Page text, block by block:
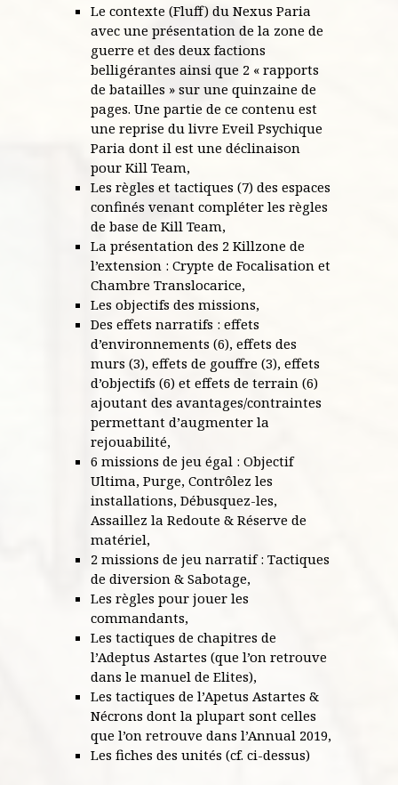
Le contexte (Fluff) du Nexus Paria
avec une présentation de la zone de
guerre et des deux factions
belligérantes ainsi que 2 « rapports
de batailles » sur une quinzaine de
pages. Une partie de ce contenu est
une reprise du livre Eveil Psychique
Paria dont il est une déclinaison
pour Kill Team,
Les règles et tactiques (7) des espaces
confinés venant compléter les règles
de base de Kill Team,
La présentation des 2 Killzone de
l’extension : Crypte de Focalisation et
Chambre Translocarice,
Les objectifs des missions,
Des effets narratifs : effets
d’environnements (6), effets des
murs (3), effets de gouffre (3), effets
d’objectifs (6) et effets de terrain (6)
ajoutant des avantages/contraintes
permettant d’augmenter la
rejouabilité,
6 missions de jeu égal : Objectif
Ultima, Purge, Contrôlez les
installations, Débusquez-les,
Assaillez la Redoute & Réserve de
matériel,
2 missions de jeu narratif : Tactiques
de diversion & Sabotage,
Les règles pour jouer les
commandants,
Les tactiques de chapitres de
l’Adeptus Astartes (que l’on retrouve
dans le manuel de Elites),
Les tactiques de l’Apetus Astartes &
Nécrons dont la plupart sont celles
que l’on retrouve dans l’Annual 2019,
Les fiches des unités (cf. ci-dessus)